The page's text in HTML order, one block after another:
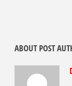
ABOUT POST